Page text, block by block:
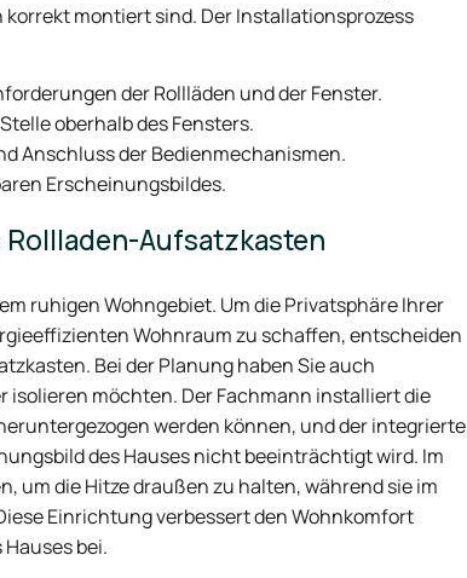
montiert sind. Der Installationsprozess
der Rollläden und der Fenster.
oberhalb des Fensters.
Anschluss der Bedienmechanismen.
Erscheinungsbildes.
Aufsatzkasten
ruhigen Wohngebiet. Um die Privatsphäre Ihrer
Wohnraum zu schaffen, entscheiden
Bei der Planung haben Sie auch
isolieren möchten. Der Fachmann installiert die
werden können, und der integrierte
des Hauses nicht beeinträchtigt wird. Im
um die Hitze draußen zu halten, während sie im
Einrichtung verbessert den Wohnkomfort
bei.